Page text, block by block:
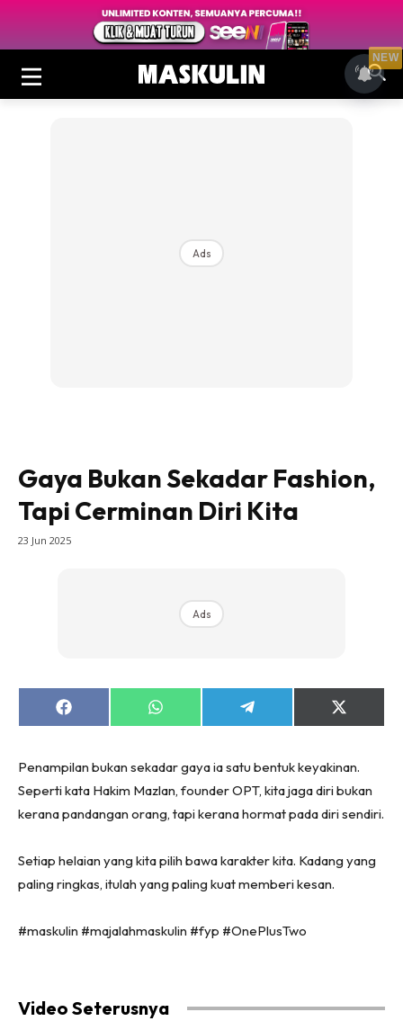
Ads
Gaya Bukan Sekadar Fashion,
Tapi Cerminan Diri Kita
23 Jun 2025
Ads
Share
on
Share
on
Share
on
Share
on
Penampilan bukan sekadar gaya ia satu bentuk keyakinan.
Seperti kata Hakim Mazlan, founder OPT, kita jaga diri bukan
kerana pandangan orang, tapi kerana hormat pada diri sendiri.
Setiap helaian yang kita pilih bawa karakter kita. Kadang yang
paling ringkas, itulah yang paling kuat memberi kesan.
#maskulin #majalahmaskulin #fyp #OnePlusTwo
Video Seterusnya
NEW